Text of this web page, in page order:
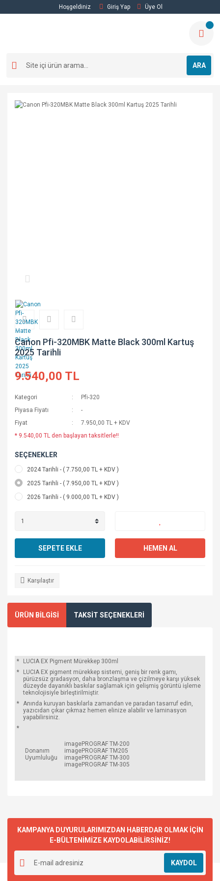
Hoşgeldiniz Giriş Yap Üye Ol
ARA
Canon Pfi-320MBK Matte Black 300ml Kartuş
2025 Tarihli
9.540,00 TL
Kategori
Pfi-320
Piyasa Fiyatı
-
Fiyat
7.950,00 TL + KDV
* 9.540,00 TL den başlayan taksitlerle!!
SEÇENEKLER
2024 Tarihli - ( 7.750,00 TL + KDV )
2025 Tarihli - ( 7.950,00 TL + KDV )
2026 Tarihli - ( 9.000,00 TL + KDV )
SEPETE EKLE HEMEN AL
Karşılaştır
ÜRÜN BİLGİSİ TAKSİT SEÇENEKLERİ
*
LUCIA EX Pigment Mürekkep 300ml
*
LUCIA EX pigment mürekkep sistemi, geniş bir renk gamı,
pürüzsüz gradasyon, daha bronzlaşma ve çizilmeye karşı yüksek
düzeyde dayanıklı baskılar sağlamak için gelişmiş görüntü işleme
teknolojisiyle birleştirilmiştir.
* Anında kuruyan baskılarla zamandan ve paradan tasarruf edin,
yazıcıdan çıkar çıkmaz hemen elinize alabilir ve laminasyon
yapabilirsiniz.
*
Donanım
Uyumluluğu
imagePROGRAF TM-200
imagePROGRAF TM205
imagePROGRAF TM-300
imagePROGRAF TM-305
KAMPANYA DUYURULARIMIZDAN HABERDAR OLMAK İÇİN
E-BÜLTENİMİZE KAYDOLABİLİRSİNİZ!
KAYDOL